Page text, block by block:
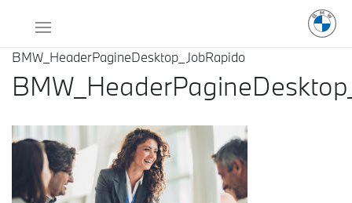
BMW_HeaderPagineDesktop_JobRapido